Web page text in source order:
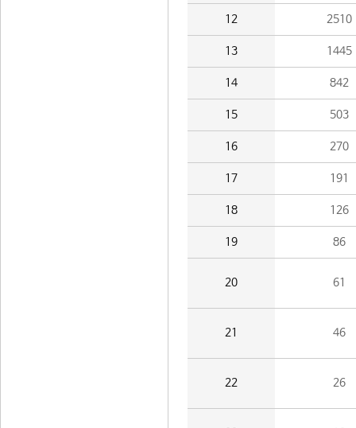
12 2510
13 1445
14 842
15 503
16 270
17 191
18 126
19 86
20 61
21 46
22 26